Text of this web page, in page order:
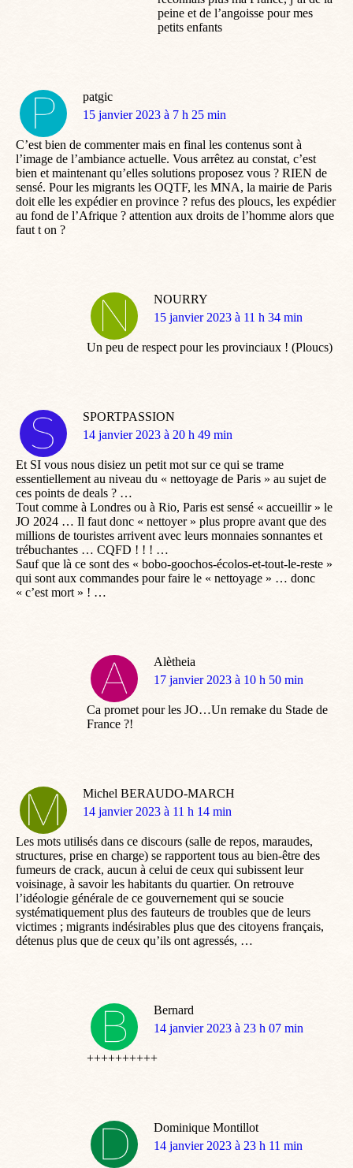
peine et de l’angoisse pour mes
petits enfants
patgic
dit
15 janvier 2023 à 7 h 25 min
C’est bien de commenter mais en final les contenus sont à
l’image de l’ambiance actuelle. Vous arrêtez au constat, c’est
bien et maintenant qu’elles solutions proposez vous ? RIEN de
sensé. Pour les migrants les OQTF, les MNA, la mairie de Paris
doit elle les expédier en province ? refus des ploucs, les expédier
au fond de l’Afrique ? attention aux droits de l’homme alors que
faut t on ?
NOURRY
dit
15 janvier 2023 à 11 h 34 min
Un peu de respect pour les provinciaux ! (Ploucs)
SPORTPASSION
dit
14 janvier 2023 à 20 h 49 min
Et SI vous nous disiez un petit mot sur ce qui se trame
essentiellement au niveau du « nettoyage de Paris » au sujet de
ces points de deals ? …
Tout comme à Londres ou à Rio, Paris est sensé « accueillir » le
JO 2024 … Il faut donc « nettoyer » plus propre avant que des
millions de touristes arrivent avec leurs monnaies sonnantes et
trébuchantes … CQFD ! ! ! …
Sauf que là ce sont des « bobo-goochos-écolos-et-tout-le-reste »
qui sont aux commandes pour faire le « nettoyage » … donc
« c’est mort » ! …
Alètheia
dit
17 janvier 2023 à 10 h 50 min
Ca promet pour les JO…Un remake du Stade de
France ?!
Michel BERAUDO-MARCH
dit
14 janvier 2023 à 11 h 14 min
Les mots utilisés dans ce discours (salle de repos, maraudes,
structures, prise en charge) se rapportent tous au bien-être des
fumeurs de crack, aucun à celui de ceux qui subissent leur
voisinage, à savoir les habitants du quartier. On retrouve
l’idéologie générale de ce gouvernement qui se soucie
systématiquement plus des fauteurs de troubles que de leurs
victimes ; migrants indésirables plus que des citoyens français,
détenus plus que de ceux qu’ils ont agressés, …
Bernard
dit
14 janvier 2023 à 23 h 07 min
++++++++++
Dominique Montillot
dit
14 janvier 2023 à 23 h 11 min